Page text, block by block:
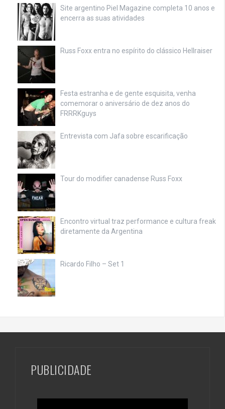
Site argentino Piel Magazine completa 10 anos e
encerra as suas atividades
Russ Foxx entra no espírito do clássico Hellraiser
Festa estranha e de gente esquisita, venha
comemorar o aniversário de dez anos do
FRRRKguys
Entrevista com Jafa sobre escarificação
Tour do modifier canadense Russ Foxx
Encontro virtual traz performance e cultura freak
diretamente da Argentina
Ricardo Filho – Set 1
PUBLICIDADE